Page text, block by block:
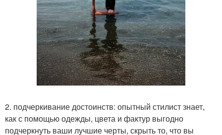
2. подчеркивание достоинств: опытный стилист знает,
как с помощью одежды, цвета и фактур выгодно
подчеркнуть ваши лучшие черты, скрыть то, что вы